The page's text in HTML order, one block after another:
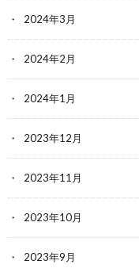
2024年3月
2024年2月
2024年1月
2023年12月
2023年11月
2023年10月
2023年9月